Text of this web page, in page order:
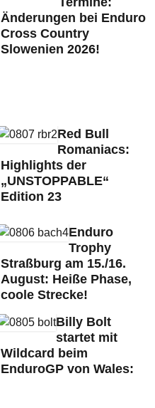
Änderungen bei Enduro
Cross Country
Slowenien 2026!
Red Bull
Romaniacs:
Highlights der
„UNSTOPPABLE“
Edition 23
Enduro
Trophy
Straßburg am 15./16.
August: Heiße Phase,
coole Strecke!
Billy Bolt
startet mit
Wildcard beim
EnduroGP von Wales: